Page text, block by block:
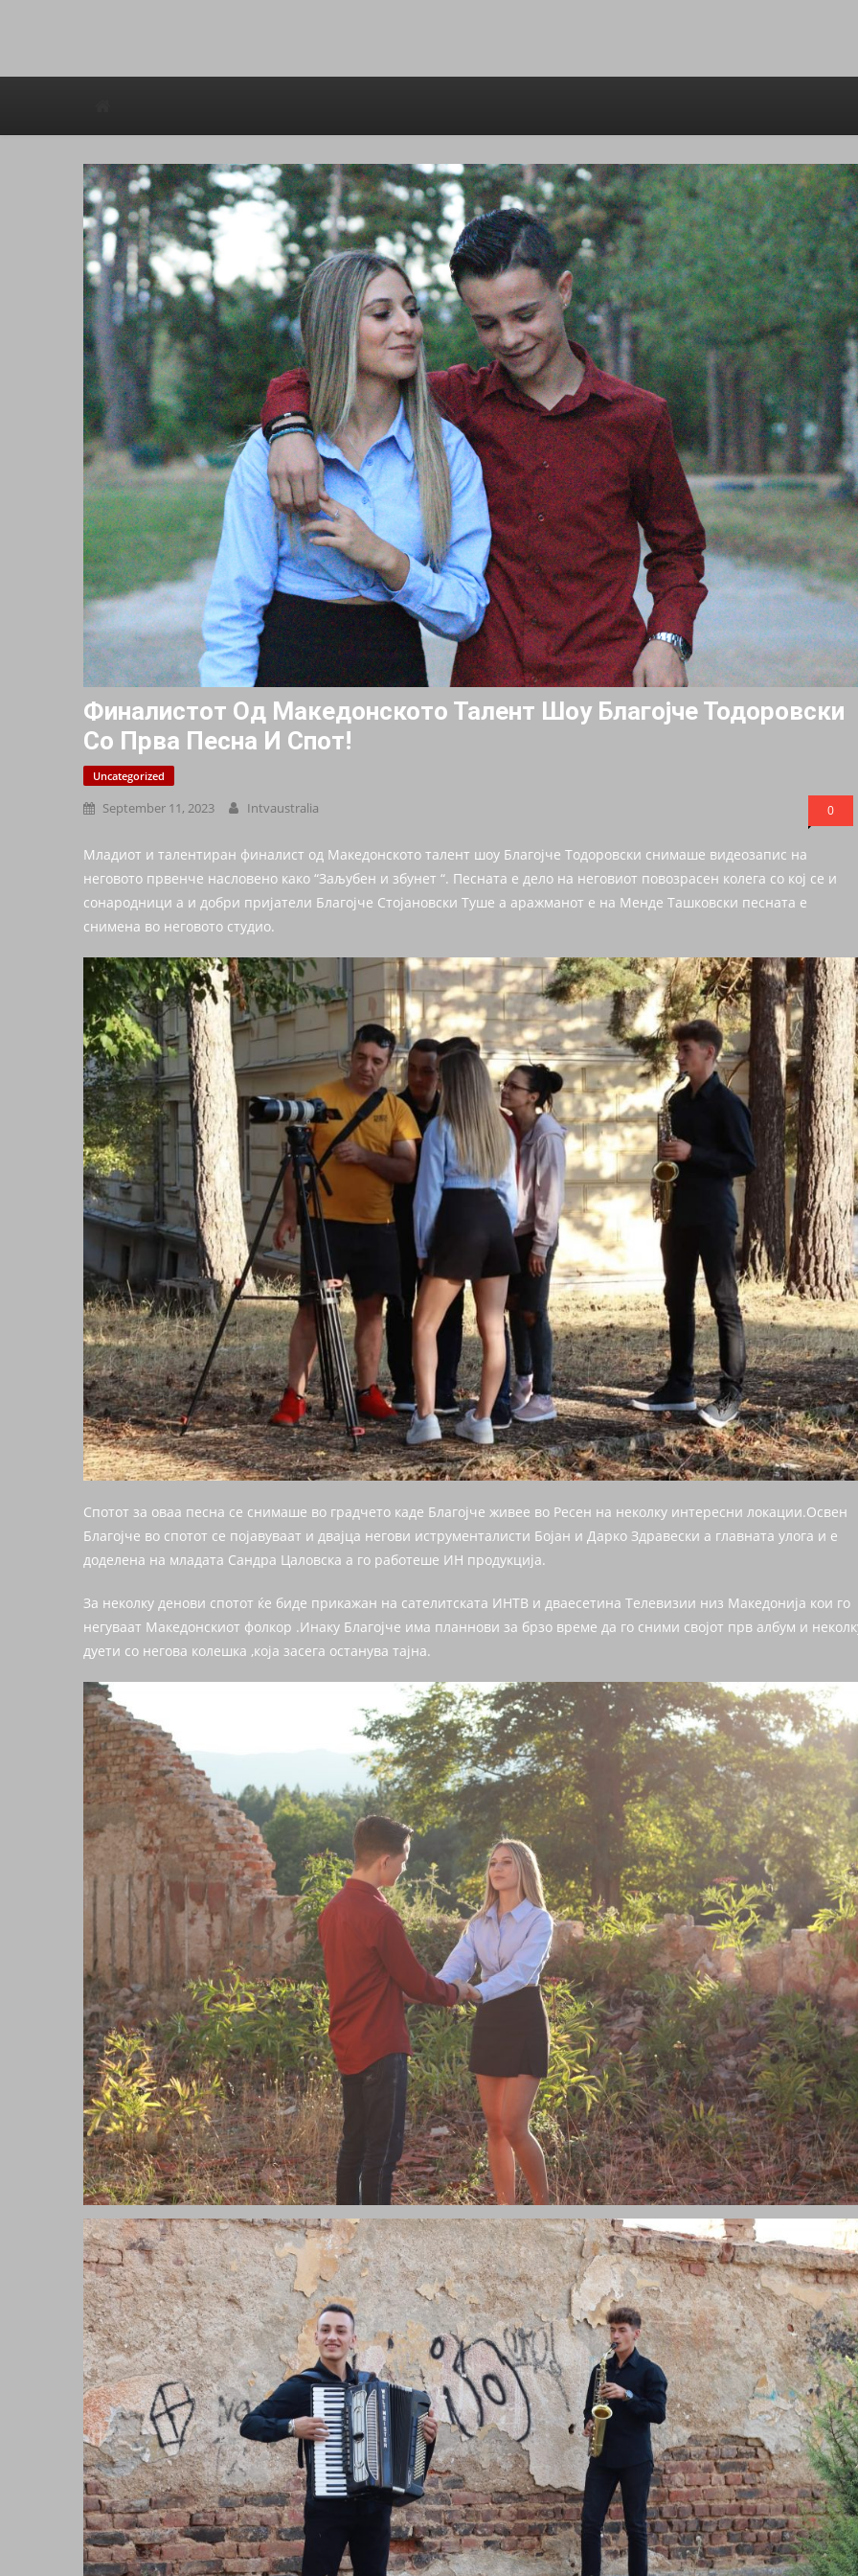
Финалистот Од Македонското Талент Шоу Благојче Тодоровски
Со Прва Песна И Спот!
Uncategorized
September 11, 2023 Intvaustralia 0
Младиот и талентиран финалист од Македонското талент шоу Благојче Тодоровски снимаше видеозапис на
неговото првенче насловено како “Заљубен и збунет “. Песната е дело на неговиот повозрасен колега со кој се и
сонародници а и добри пријатели Благојче Стојановски Туше а аражманот е на Менде Ташковски песната е
снимена во неговото студио.
Спотот за оваа песна се снимаше во градчето каде Благојче живее во Ресен на неколку интересни локации.Освен
Благојче во спотот се појавуваат и двајца негови иструменталисти Бојан и Дарко Здравески а главната улога и е
доделена на младата Сандра Цаловска а го работеше ИН продукција.
За неколку денови спотот ќе биде прикажан на сателитската ИНТВ и дваесетина Телевизии низ Македонија кои го
негуваат Македонскиот фолкор .Инаку Благојче има планнови за брзо време да го сними својот прв албум и
дуети со негова колешка ,која засега останува тајна.